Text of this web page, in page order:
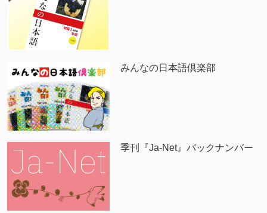
みんなの日本語倶楽部
季刊『Ja-Net』バックナンバー